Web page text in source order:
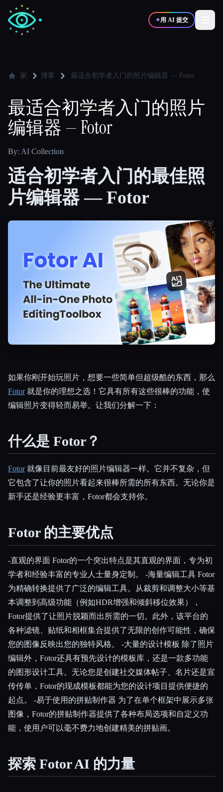
✦用 AI 提交
✍️ 写作者 🎨设计师
💻开发者 📈
博客
关于
家 博客 最适合初学者入门的照片编辑器 — Fotor
最适合初学者入门的照片
编辑器 — Fotor
By: AI Collection
适合初学者入门的最佳照
片编辑器 — Fotor
如果你刚开始玩照片，想要一些简单但超级酷的东西，那么
Fotor就是你的理想之选！它具有所有这些很棒的功能，使
编辑照片变得轻而易举。让我们分解一下：
什么是 Fotor？
Fotor就像目前最友好的照片编辑器一样。它并不复杂，但
它包含了让你的照片看起来很棒所需的所有东西。无论你是
新手还是经验更丰富，Fotor都会支持你。
Fotor 的主要优点
-直观的界面 Fotor的一个突出特点是其直观的界面，专为初
学者和经验丰富的专业人士量身定制。 -海量编辑工具 Fotor
为精确转换提供了广泛的编辑工具。从裁剪和调整大小等基
本调整到高级功能（例如HDR增强和倾斜移位效果），
Fotor提供了让照片脱颖而出所需的一切。此外，该平台的
各种滤镜、贴纸和相框集合提供了无限的创作可能性，确保
您的图像反映出您的独特风格。 -大量的设计模板 除了照片
编辑外，Fotor还具有预先设计的模板库，还是一款多功能
的图形设计工具。无论您是创建社交媒体帖子、名片还是宣
传传单，Fotor的现成模板都能为您的设计项目提供便捷的
起点。 -易于使用的拼贴制作器 为了在单个框架中展示多张
图像，Fotor的拼贴制作器提供了各种布局选项和自定义功
能，使用户可以毫不费力地创建精美的拼贴画。
探索 Fotor AI 的力量